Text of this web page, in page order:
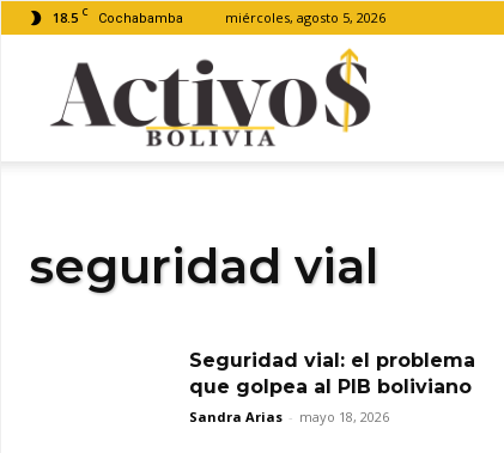
18.5 C Cochabamba miércoles, agosto 5, 2026
seguridad vial
Seguridad vial: el problema
que golpea al PIB boliviano
Sandra Arias - mayo 18, 2026